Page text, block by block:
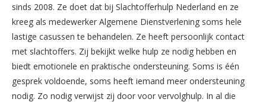
sinds 2008. Ze doet dat bij Slachtofferhulp Nederland en ze
kreeg als medewerker Algemene Dienstverlening soms hele
lastige casussen te behandelen. Ze heeft persoonlijk contact
met slachtoffers. Zij bekijkt welke hulp ze nodig hebben en
biedt emotionele en praktische ondersteuning. Soms is één
gesprek voldoende, soms heeft iemand meer ondersteuning
nodig. Zo nodig verwijst zij door voor vervolghulp. In al die